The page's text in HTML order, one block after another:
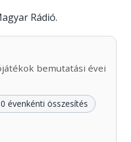
Rádió.
bemutatási évei
évenkénti összesítés